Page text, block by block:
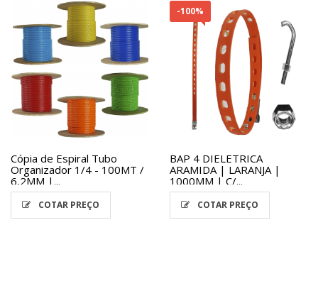
Cópia de Espiral Tubo
Organizador 1/4 - 100MT /
6,2MM |...
COTAR PREÇO
-100%
BAP 4 DIELETRICA
ARAMIDA | LARANJA |
1000MM | C/...
COTAR PREÇO